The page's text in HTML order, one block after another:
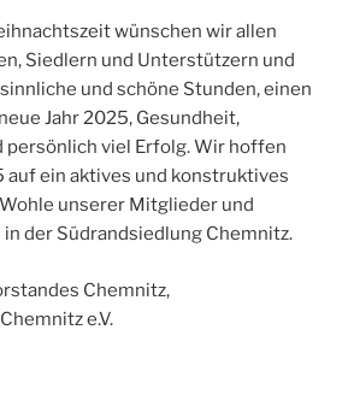
wünschen wir allen
Siedlern und Unterstützern und
und schöne Stunden, einen
Jahr 2025, Gesundheit,
persönlich viel Erfolg. Wir hoffen
auf ein aktives und konstruktives
unserer Mitglieder und
der Südrandsiedlung Chemnitz.
Chemnitz,
e.V.